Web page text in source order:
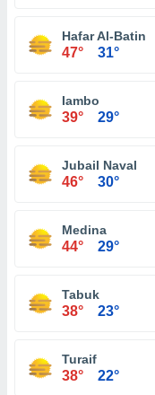
Hafar Al-Batin
47° 31°
Iambo
39° 29°
Jubail Naval
46° 30°
Medina
44° 29°
Tabuk
38° 23°
Turaif
38° 22°